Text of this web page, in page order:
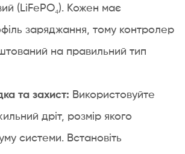
(LiFePO₄). Кожен має
заряджання, тому контролер
на правильний тип
та захист: Використовуйте
дріт, розмір якого
системи. Встановіть